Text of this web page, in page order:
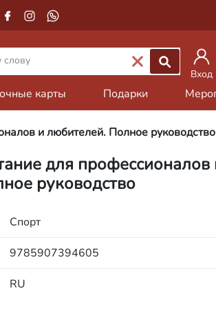
Вход
карты Подарки
и любителей. Полное руководство
для профессионалов
руководство
Спорт
9785907394605
RU